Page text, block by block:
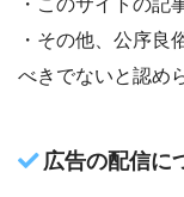
・その他、公序良
べきでないと認め
広告の配信に